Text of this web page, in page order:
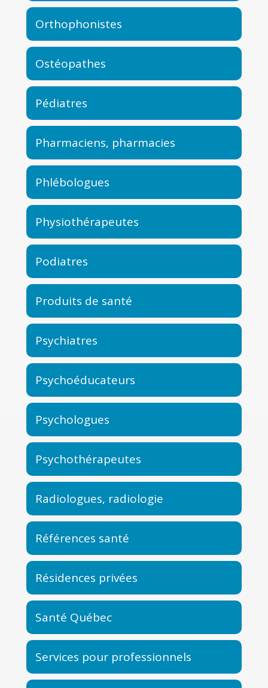
Orthophonistes
Ostéopathes
Pédiatres
Pharmaciens, pharmacies
Phlébologues
Physiothérapeutes
Podiatres
Produits de santé
Psychiatres
Psychoéducateurs
Psychologues
Psychothérapeutes
Radiologues, radiologie
Références santé
Résidences privées
Santé Québec
Services pour professionnels